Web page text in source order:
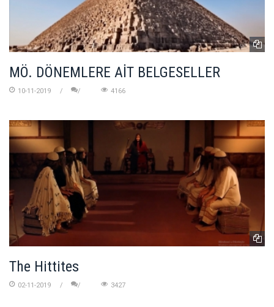
MÖ. DÖNEMLERE AİT BELGESELLER
10-11-2019 4166
The Hittites
02-11-2019 3427